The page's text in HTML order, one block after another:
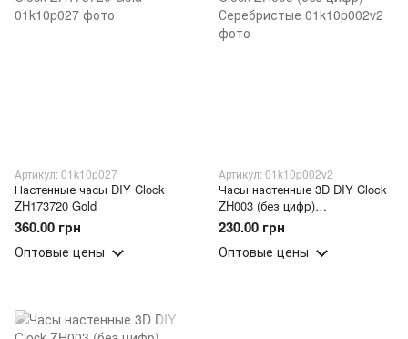
Артикул: 01k10p027
Настенные часы DIY Clock
ZH173720 Gold
360.00 грн
Оптовые цены
Артикул: 01k10p002v2
Часы настенные 3D DIY Clock
ZH003 (без цифр)
Серебристые
230.00 грн
Оптовые цены